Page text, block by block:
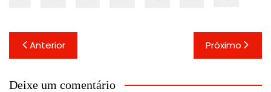
Navegação
de
Post
Anterior Próximo
Deixe um comentário